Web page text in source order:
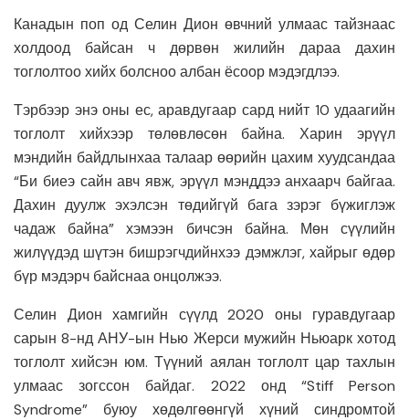
Канадын поп од Селин Дион өвчний улмаас тайзнаас
холдоод байсан ч дөрвөн жилийн дараа дахин
тоглолтоо хийх болсноо албан ёсоор мэдэгдлээ.
Тэрбээр энэ оны ес, аравдугаар сард нийт 10 удаагийн
тоглолт хийхээр төлөвлөсөн байна. Харин эрүүл
мэндийн байдлынхаа талаар өөрийн цахим хуудсандаа
“Би биеэ сайн авч явж, эрүүл мэнддээ анхаарч байгаа.
Дахин дуулж эхэлсэн төдийгүй бага зэрэг бүжиглэж
чадаж байна” хэмээн бичсэн байна. Мөн сүүлийн
жилүүдэд шүтэн бишрэгчдийнхээ дэмжлэг, хайрыг өдөр
бүр мэдэрч байснаа онцолжээ.
Селин
Дион хамгийн сүүлд 2020 оны гуравдугаар
сарын 8-нд АНУ-ын Нью Жерси мужийн Ньюаркхотод
тоглолт хийсэн юм. Түүний аялан тоглолт цар тахлын
улмаас зогссон байдаг. 2022 онд “Stiff Person
Syndrome” буюу хөдөлгөөнгүй хүний синдромтой